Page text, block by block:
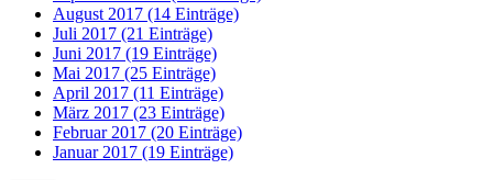
August 2017 (14 Einträge)
Juli 2017 (21 Einträge)
Juni 2017 (19 Einträge)
Mai 2017 (25 Einträge)
April 2017 (11 Einträge)
März 2017 (23 Einträge)
Februar 2017 (20 Einträge)
Januar 2017 (19 Einträge)